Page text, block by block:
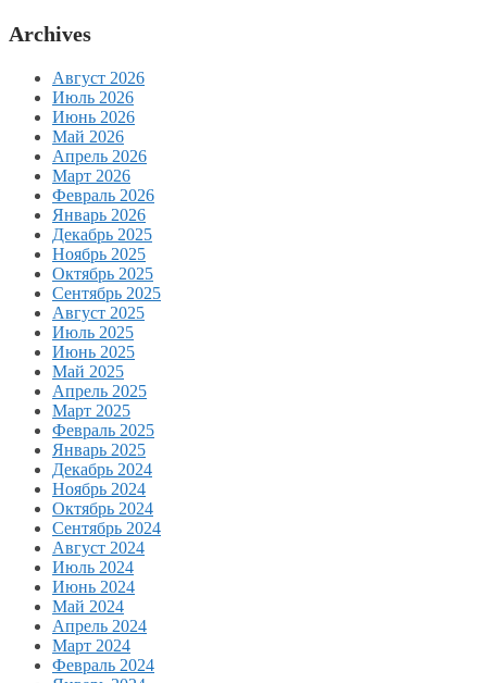
Archives
Август 2026
Июль 2026
Июнь 2026
Май 2026
Апрель 2026
Март 2026
Февраль 2026
Январь 2026
Декабрь 2025
Ноябрь 2025
Октябрь 2025
Сентябрь 2025
Август 2025
Июль 2025
Июнь 2025
Май 2025
Апрель 2025
Март 2025
Февраль 2025
Январь 2025
Декабрь 2024
Ноябрь 2024
Октябрь 2024
Сентябрь 2024
Август 2024
Июль 2024
Июнь 2024
Май 2024
Апрель 2024
Март 2024
Февраль 2024